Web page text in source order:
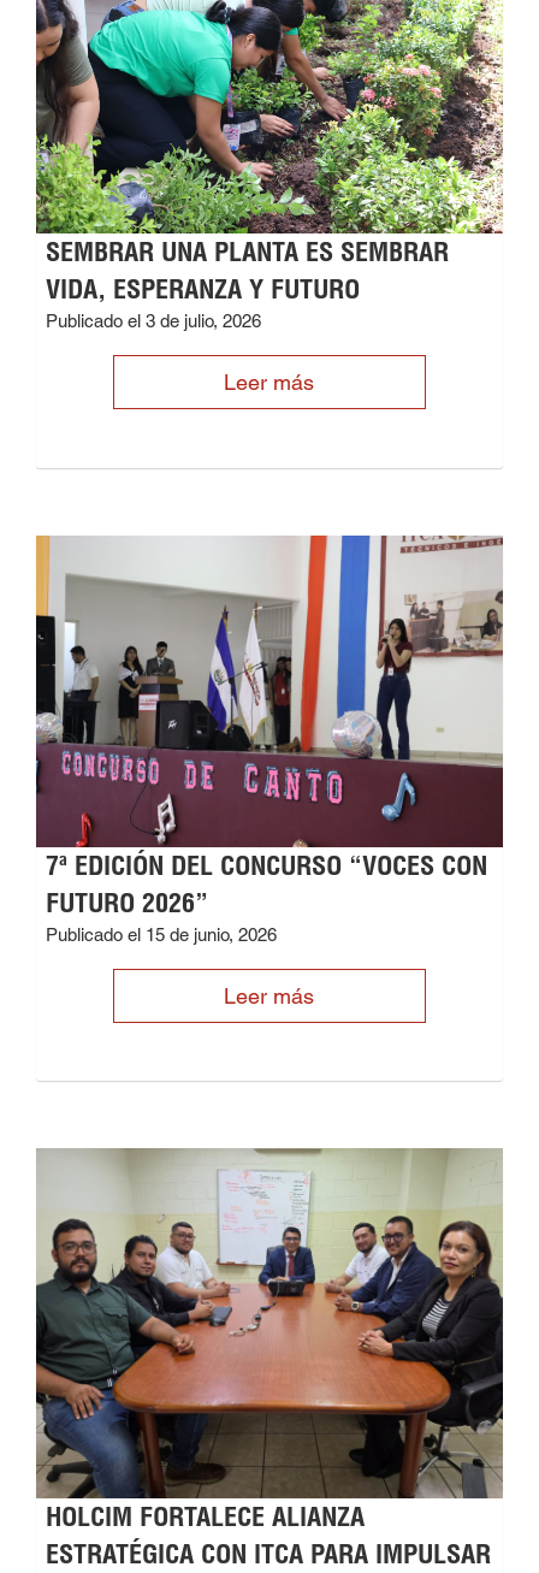
SEMBRAR UNA PLANTA ES SEMBRAR
VIDA, ESPERANZA Y FUTURO
Publicado el 3 de julio, 2026
Leer más
7ª EDICIÓN DEL CONCURSO “VOCES CON
FUTURO 2026”
Publicado el 15 de junio, 2026
Leer más
HOLCIM FORTALECE ALIANZA
ESTRATÉGICA CON ITCA PARA IMPULSAR